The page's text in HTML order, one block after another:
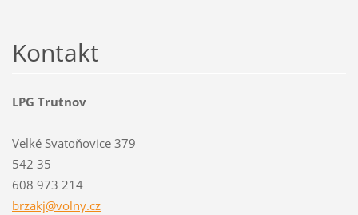
Kontakt
LPG Trutnov
Velké Svatoňovice 379
542 35
608 973 214
brzakj@volny.cz